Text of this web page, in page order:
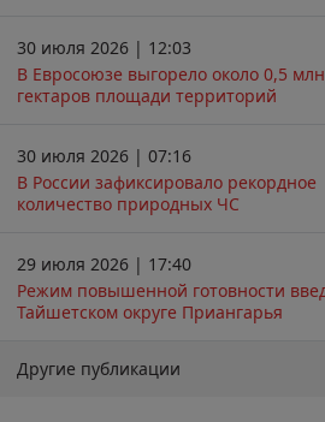
30 июля 2026 | 12:03
В Евросоюзе выгорело около 0,5 млн
гектаров площади территорий
30 июля 2026 | 07:16
В России зафиксировало рекордное
количество природных ЧС
29 июля 2026 | 17:40
Режим повышенной готовности
Тайшетском округе Приангарья
Другие публикации